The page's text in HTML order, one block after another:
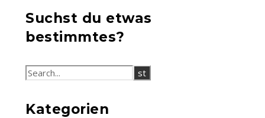
Suchst du etwas
bestimmtes?
Kategorien